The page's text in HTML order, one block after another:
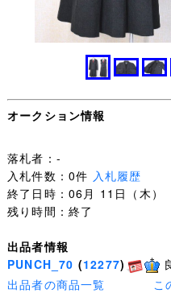
オークション情報
落札者：-
入札件数：0件 入札履歴
終了日時：06月 11日（木
残り時間：終了
出品者情報
PUNCH_70 (12277)
出品者の商品一覧
こ